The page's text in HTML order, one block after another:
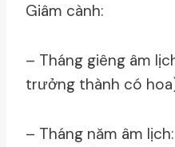
Giâm cành:
– Tháng giêng âm
trưởng thành có
– Tháng năm âm